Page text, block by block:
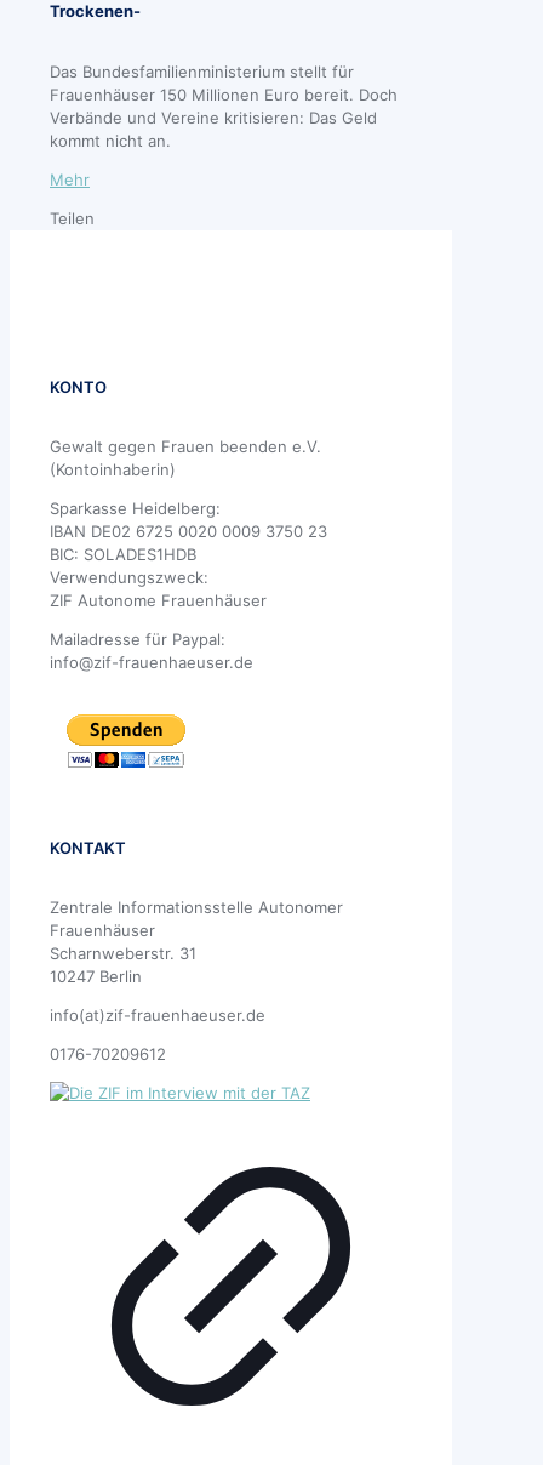
Trockenen-
Das Bundesfamilienministerium stellt für
Frauenhäuser 150 Millionen Euro bereit. Doch
Verbände und Vereine kritisieren: Das Geld
kommt nicht an.
Mehr
Teilen
KONTO
Gewalt gegen Frauen beenden e.V.
(Kontoinhaberin)
Sparkasse Heidelberg:
IBAN DE02 6725 0020 0009 3750 23
BIC: SOLADES1HDB
Verwendungszweck:
ZIF Autonome Frauenhäuser
Mailadresse für Paypal:
info@zif-frauenhaeuser.de
KONTAKT
Zentrale Informationsstelle Autonomer
Frauenhäuser
Scharnweberstr. 31
10247 Berlin
info(at)zif-frauenhaeuser.de
0176-70209612